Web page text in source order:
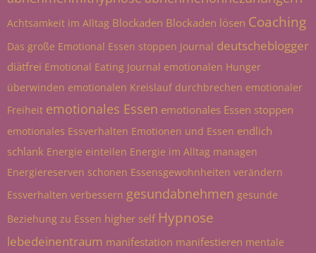
Achtsamkeit im Alltag Blockaden Blockaden lösen Coaching
Das große Emotional Essen stoppen Journal deutscheblogger
diätfrei Emotional Eating Journal emotionalen Hunger
überwinden emotionalen Kreislauf durchbrechen emotionaler
Freiheit emotionales Essen emotionales Essen stoppen
emotionales Essverhalten Emotionen und Essen endlich
schlank Energie einteilen Energie im Alltag managen
Energiereserven schonen Essensgewohnheiten verändern
Essverhalten verbessern gesundabnehmen gesunde
Beziehung zu Essen higher self Hypnose
lebedeinentraum manifestation manifestieren mentale